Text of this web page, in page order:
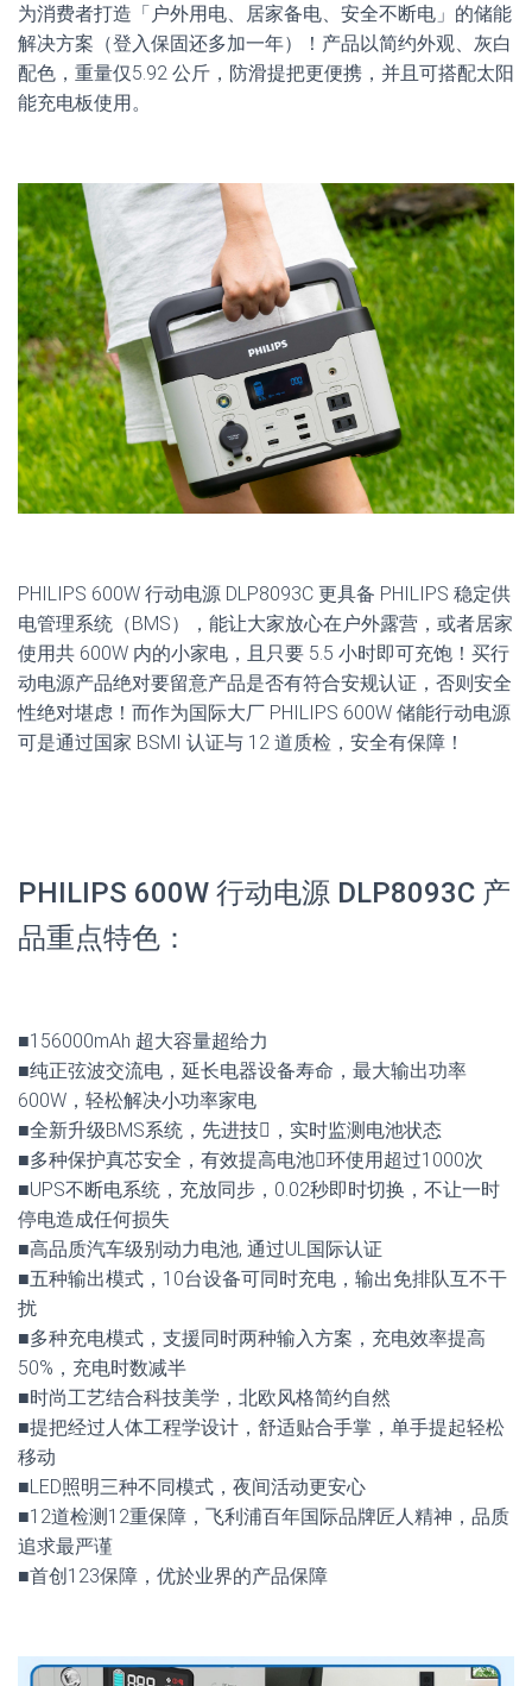
为消费者打造「户外用电、居家备电、安全不断电」的储能
解决方案（登入保固还多加一年）！产品以简约外观、灰白
配色，重量仅5.92 公斤，防滑提把更便携，并且可搭配太阳
能充电板使用。
PHILIPS 600W 行动电源 DLP8093C 更具备 PHILIPS 稳定供
电管理系统（BMS），能让大家放心在户外露营，或者居家
使用共 600W 内的小家电，且只要 5.5 小时即可充饱！买行
动电源产品绝对要留意产品是否有符合安规认证，否则安全
性绝对堪虑！而作为国际大厂 PHILIPS 600W 储能行动电源
可是通过国家 BSMI 认证与 12 道质检，安全有保障！
PHILIPS 600W 行动电源 DLP8093C 产
品重点特色：
■156000mAh 超大容量超给力
■纯正弦波交流电，延长电器设备寿命，最大输出功率
600W，轻松解决小功率家电
■全新升级BMS系统，先进技𧗷，实时监测电池状态
■多种保护真芯安全，有效提高电池𢕀环使用超过1000次
■UPS不断电系统，充放同步，0.02秒即时切换，不让一时
停电造成任何损失
■高品质汽车级别动力电池, 通过UL国际认证
■五种输出模式，10台设备可同时充电，输出免排队互不干
扰
■多种充电模式，支援同时两种输入方案，充电效率提高
50%，充电时数减半
■时尚工艺结合科技美学，北欧风格简约自然
■提把经过人体工程学设计，舒适贴合手掌，单手提起轻松
移动
■LED照明三种不同模式，夜间活动更安心
■12道检测12重保障，飞利浦百年国际品牌匠人精神，品质
追求最严谨
■首创123保障，优於业界的产品保障